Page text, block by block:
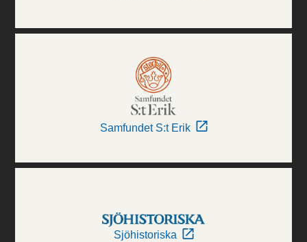
Samfundet S:t Erik
Sjöhistoriska